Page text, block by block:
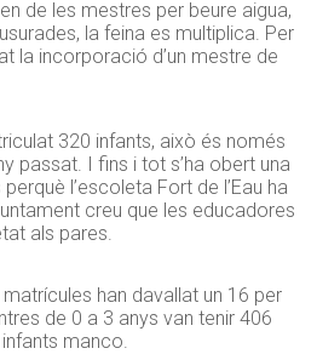
de les mestres per beure aigua,
la feina es multiplica. Per
la incorporació d’un mestre de
320 infants, això és només
passat. I fins i tot s’ha obert una
l’escoleta Fort de l’Eau ha
creu que les educadores
als pares.
han davallat un 16 per
de 0 a 3 anys van tenir 406
manco.